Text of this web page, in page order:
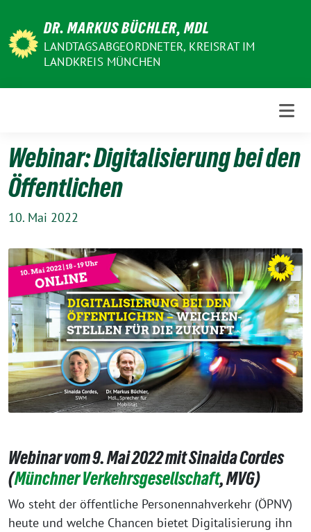
zum
Inhalt
DR. MARKUS BÜCHLER, MDL
LANDTAGSABGEORDNETER, KREISRAT IM
LANDKREIS MÜNCHEN
Webinar: Digitalisierung bei den
Öffentlichen
10. Mai 2022
Webinar vom 9. Mai 2022 mit Sinaida Cordes
(Münchner Verkehrsgesellschaft, MVG)
Wo steht der öffentliche Personennahverkehr (ÖPNV)
heute und welche Chancen bietet Digitalisierung ihn